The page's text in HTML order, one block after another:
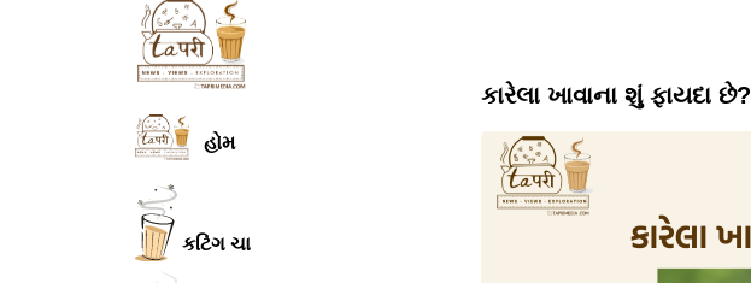
હોમ
કટિંગ ચા
કારેલા ખાવાના શું ફાયદા છે?